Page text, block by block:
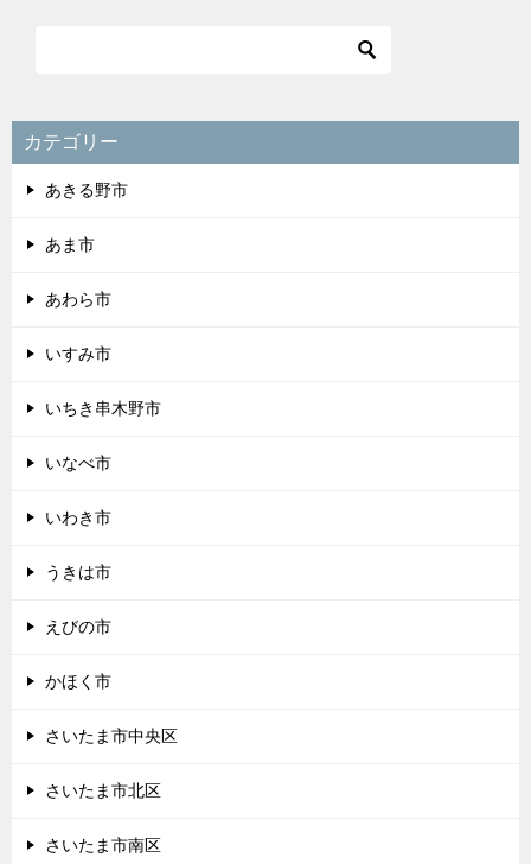
カテゴリー
あきる野市
あま市
あわら市
いすみ市
いちき串木野市
いなべ市
いわき市
うきは市
えびの市
かほく市
さいたま市中央区
さいたま市北区
さいたま市南区